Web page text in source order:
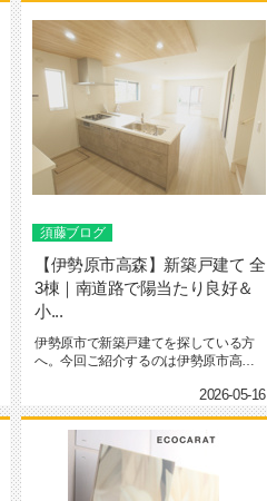
須藤ブログ
【伊勢原市高森】新築戸建て 全
3棟｜南道路で陽当たり良好＆
小...
伊勢原市で新築戸建てを探している方
へ。今回ご紹介するのは伊勢原市高森
2026-05-16